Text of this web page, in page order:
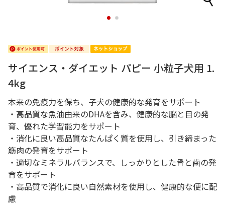
1 2
サイエンス・ダイエット パピー 小粒子犬用 1.
4kg
本来の免疫力を保ち、子犬の健康的な発育をサポート
・高品質な魚油由来のDHAを含み、健康的な脳と目の発
育、優れた学習能力をサポート
・消化に良い高品質なたんぱく質を使用し、引き締まった
筋肉の発育をサポート
・適切なミネラルバランスで、しっかりとした骨と歯の発
育をサポート
・高品質で消化に良い自然素材を使用し、健康的な便に配
慮